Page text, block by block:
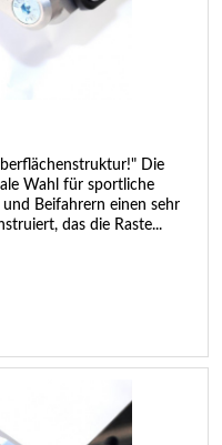
Die
Wahl für sportliche
Beifahrern einen sehr
das die Raste...